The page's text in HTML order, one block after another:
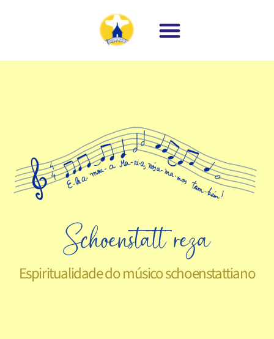
Schoenstatt reza
Espiritualidade do músico schoenstattiano